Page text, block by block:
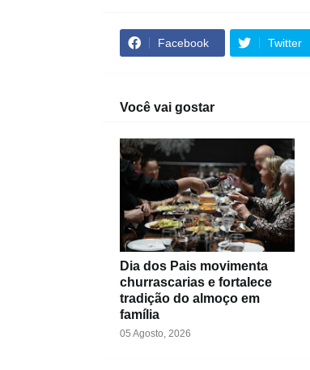
Facebook Twitter
Você vai gostar
Dia dos Pais movimenta
churrascarias e fortalece
tradição do almoço em
família
05 Agosto, 2026